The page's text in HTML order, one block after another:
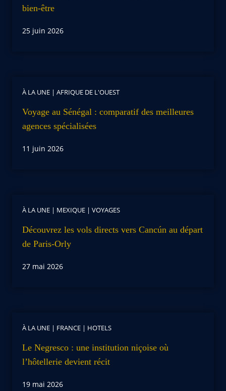
bien-être
25 juin 2026
À LA UNE | AFRIQUE DE L'OUEST
Voyage au Sénégal : comparatif des meilleures
agences spécialisées
11 juin 2026
À LA UNE | MEXIQUE | VOYAGES
Découvrez les vols directs vers Cancún au départ
de Paris-Orly
27 mai 2026
À LA UNE | FRANCE | HOTELS
Le Negresco : une institution niçoise où
l’hôtellerie devient récit
19 mai 2026